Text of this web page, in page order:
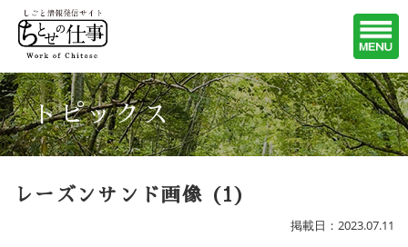
トピックス
レーズンサンド画像 (1)
掲載日：2023.07.11